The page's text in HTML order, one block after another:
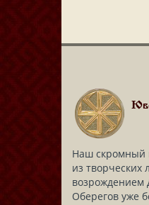
Наш скромный
из творческих
возрождением
Оберегов уже